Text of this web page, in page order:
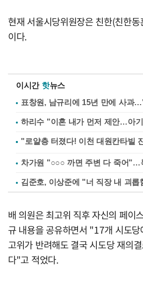
현재 서울시당위원장은 친한(친한
이다.
이시간 핫뉴스
표창원, 남규리에 15년 만에 사과
하리수 "이혼 내가 먼저 제안…아
차가원 "○○○ 까면 주변 다 죽어"…
김준호, 이상준에 "너 직장 내 괴롭
배 의원은 최고위 직후 자신의 페이
규 내용을 공유하면서 "17개 시도당
고위가 반려해도 결국 시도당 재의
다"고 적었다.